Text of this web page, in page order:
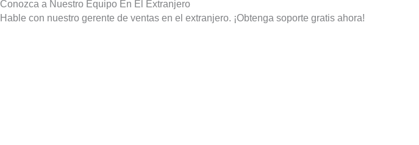
Conozca a Nuestro Equipo En El Extranjero
Hable con nuestro gerente de ventas en el extranjero. ¡Obtenga soporte gratis ahora!